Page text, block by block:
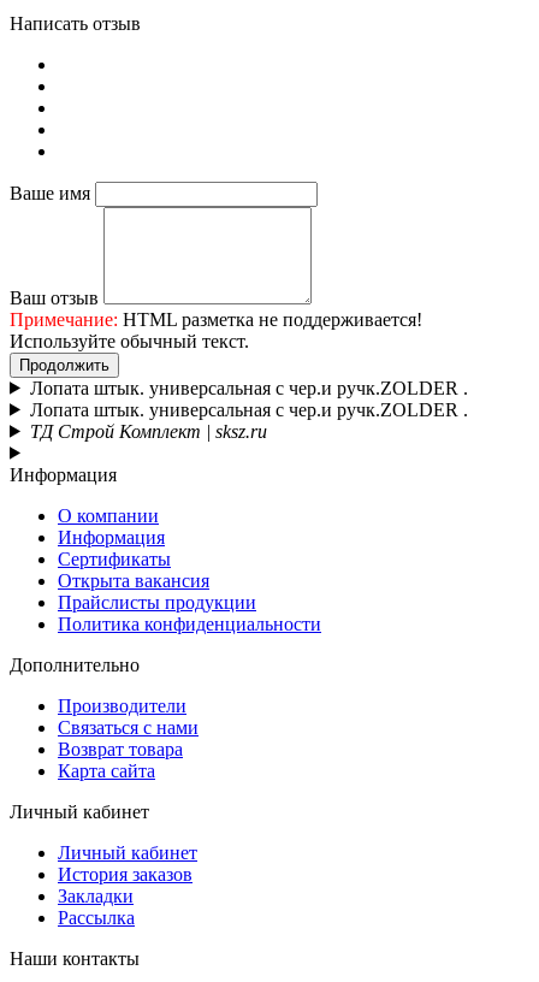
Написать отзыв
Ваше имя
Ваш отзыв
Примечание: HTML разметка не поддерживается!
Используйте обычный текст.
Продолжить
Лопата штык. универсальная с чер.и ручк.ZOLDER .
Лопата штык. универсальная с чер.и ручк.ZOLDER .
ТД Строй Комплект | sksz.ru
Информация
О компании
Информация
Сертификаты
Открыта вакансия
Прайслисты продукции
Политика конфиденциальности
Дополнительно
Производители
Связаться с нами
Возврат товара
Карта сайта
Личный кабинет
Личный кабинет
История заказов
Закладки
Рассылка
Наши контакты